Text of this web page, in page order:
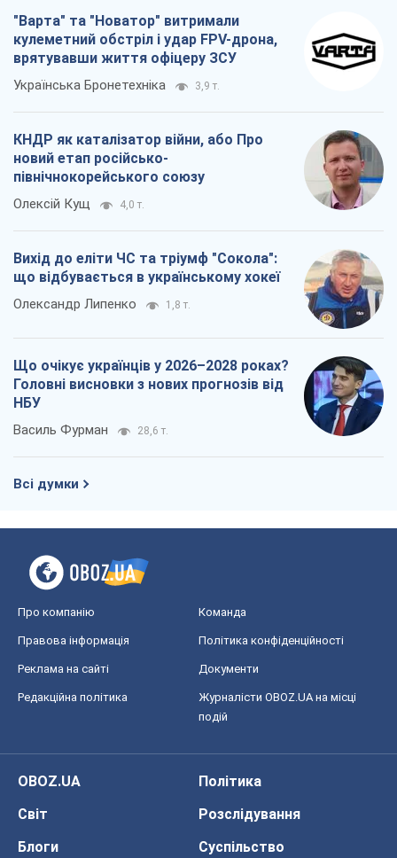
"Варта" та "Новатор" витримали
кулеметний обстріл і удар FPV-дрона,
врятувавши життя офіцеру ЗСУ
Українська Бронетехніка 3,9 т.
КНДР як каталізатор війни, або Про
новий етап російсько-
північнокорейського союзу
Олексій Кущ 4,0 т.
Вихід до еліти ЧС та тріумф "Сокола":
що відбувається в українському хокеї
Олександр Липенко 1,8 т.
Що очікує українців у 2026–2028 роках?
Головні висновки з нових прогнозів від
НБУ
Василь Фурман 28,6 т.
Всі думки
Про компанію Команда
Правова інформація Політика конфіденційності
Реклама на сайті Документи
Редакційна політика
Журналісти OBOZ.UA на місці
подій
OBOZ.UA
Політика
Світ
Розслідування
Блоги
Суспільство